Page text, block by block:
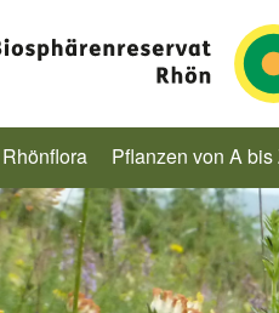
Rhönflora Pflanzen von A bis